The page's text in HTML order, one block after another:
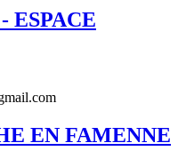
ESPACE
EN FAMENNE